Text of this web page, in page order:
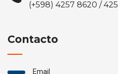
(+598) 4257 8620 /
Contacto
Email